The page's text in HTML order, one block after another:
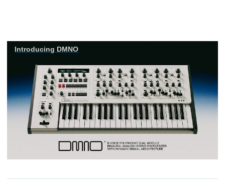
Introducing DMNO